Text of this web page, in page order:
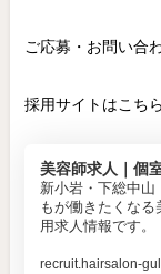
ご応募・お問い合
採用サイトはこち
美容師求人｜個
新小岩・下総中
もが働きたくな
用求人情報です。
recruit.hairsalon-